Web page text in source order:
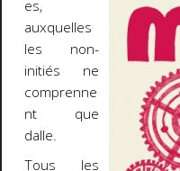
es,
auxquelles
les non-
initiés ne
comprenne
nt que
dalle.
Tous les